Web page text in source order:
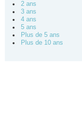
2 ans
3 ans
4 ans
5 ans
Plus de 5 ans
Plus de 10 ans